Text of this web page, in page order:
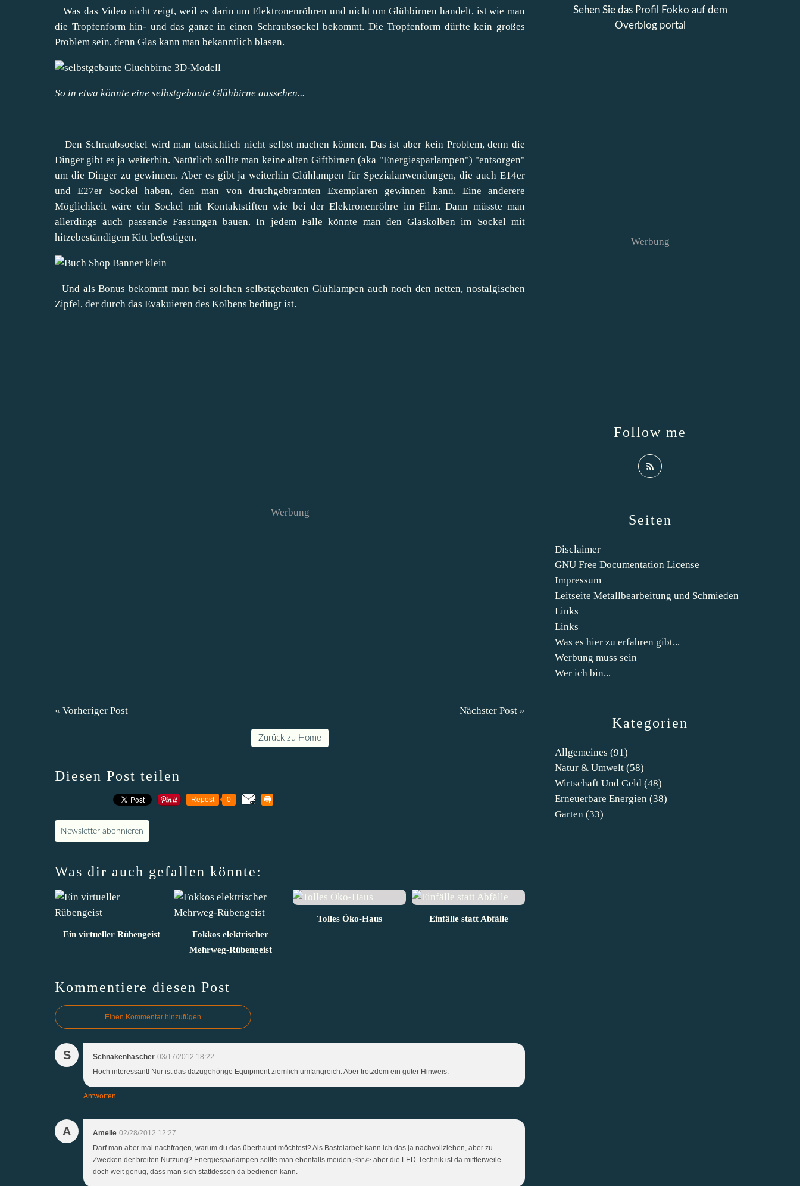
Was das Video nicht zeigt, weil es darin um Elektronenröhren und nicht um Glühbirnen handelt, ist wie man
die Tropfenform hin- und das ganze in einen Schraubsockel bekommt. Die Tropfenform dürfte kein großes
Problem sein, denn Glas kann man bekanntlich blasen.
So in etwa könnte eine selbstgebaute Glühbirne aussehen...
Den Schraubsockel wird man tatsächlich nicht selbst machen können. Das ist aber kein Problem, denn die
Dinger gibt es ja weiterhin. Natürlich sollte man keine alten Giftbirnen (aka "Energiesparlampen") "entsorgen"
um die Dinger zu gewinnen. Aber es gibt ja weiterhin Glühlampen für Spezialanwendungen, die auch E14er
und E27er Sockel haben, den man von druchgebrannten Exemplaren gewinnen kann. Eine anderere
Möglichkeit wäre ein Sockel mit Kontaktstiften wie bei der Elektronenröhre im Film. Dann müsste man
allerdings auch passende Fassungen bauen. In jedem Falle könnte man den Glaskolben im Sockel mit
hitzebeständigem Kitt befestigen.
Und als Bonus bekommt man bei solchen selbstgebauten Glühlampen auch noch den netten, nostalgischen
Zipfel, der durch das Evakuieren des Kolbens bedingt ist.
Werbung
« Vorheriger Post Nächster Post »
Zurück zu Home
Diesen Post teilen
Repost 0
Newsletter abonnieren
Was dir auch gefallen könnte:
Ein virtueller Rübengeist
Fokkos elektrischer
Mehrweg-Rübengeist
Tolles Öko-Haus Einfälle statt Abfälle
Kommentiere diesen Post
Einen Kommentar hinzufügen
S Schnakenhascher 03/17/2012 18:22
Hoch interessant! Nur ist das dazugehörige Equipment ziemlich umfangreich. Aber trotzdem ein guter Hinweis.
Antworten
A Amelie 02/28/2012 12:27
Darf man aber mal nachfragen, warum du das überhaupt möchtest? Als Bastelarbeit kann ich das ja nachvollziehen, aber zu
Zwecken der breiten Nutzung? Energiesparlampen sollte man ebenfalls meiden,<br /> aber die LED-Technik ist da mittlerweile
doch weit genug, dass man sich stattdessen da bedienen kann.
Kategorien
Allgemeines (91)
Natur & Umwelt (58)
Wirtschaft Und Geld (48)
Erneuerbare Energien (38)
Garten (33)
Seiten
Disclaimer
GNU Free Documentation License
Impressum
Leitseite Metallbearbeitung und Schmieden
Links
Links
Was es hier zu erfahren gibt...
Werbung muss sein
Wer ich bin...
Sehen Sie das Profil
Fokko auf dem
Overblog portal
Follow me
Werbung